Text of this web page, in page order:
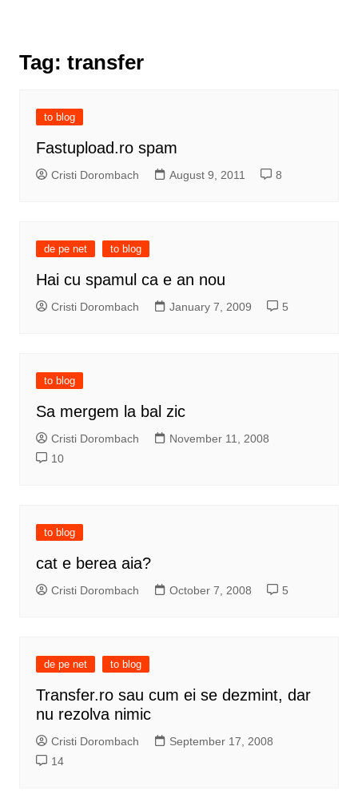
Tag: transfer
to blog
Fastupload.ro spam
Cristi Dorombach August 9, 2011 8
de pe net to blog
Hai cu spamul ca e an nou
Cristi Dorombach January 7, 2009 5
to blog
Sa mergem la bal zic
Cristi Dorombach
November 11, 2008
10
to blog
cat e berea aia?
Cristi Dorombach October 7, 2008 5
de pe net to blog
Transfer.ro sau cum ei se dezmint, dar
nu rezolva nimic
Cristi Dorombach
September 17, 2008
14